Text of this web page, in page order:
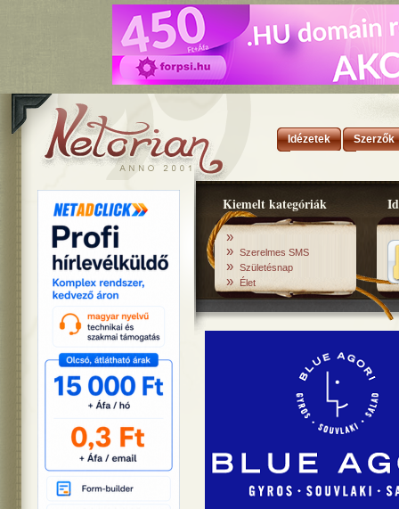
Idézetek Szerzők
Kiemelt kategóriák
»
» Szerelmes SMS
» Születésnap
» Élet